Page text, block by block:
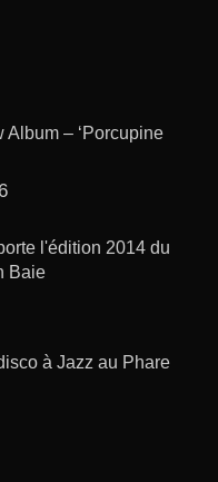
Album – ‘Porcupine
l'édition 2014 du
Baie
à Jazz au Phare